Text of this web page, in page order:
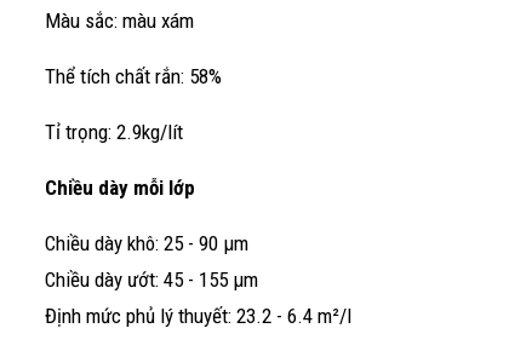
Màu sắc: màu xám
Thể tích chất rắn: 58%
Tỉ trọng: 2.9kg/lít
Chiều dày mỗi lớp
Chiều dày khô: 25 - 90 μm
Chiều dày ướt: 45 - 155 μm
Định mức phủ lý thuyết: 23.2 - 6.4 m²/l